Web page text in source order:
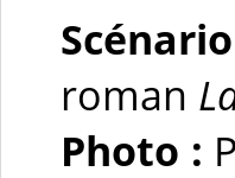
roman
Photo :